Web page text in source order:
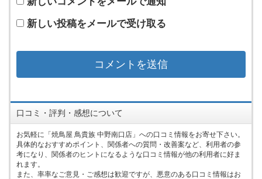
新しい投稿をメールで受け取る
口コミ・評判・感想について
お気軽に「焼鳥屋 鳥貴族 中野南口店」への口コミ情報をお寄せ下さい。
具体的なおすすめポイント、関係者への質問・改善案など、利用者の参
考になり、関係者のヒントになるような口コミ情報が他の利用者に好ま
れます。
また、率率なご意見・ご感想は歓迎ですが、悪意のある口コミ情報はお